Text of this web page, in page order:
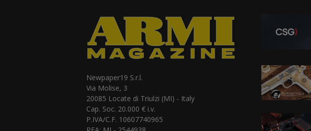
Newpaper19 S.r.l.
Via Molise, 3
20085 Locate di Triulzi (MI) - Italy
Cap. Soc. 20.000 € i.v.
P.IVA/C.F. 10607740965